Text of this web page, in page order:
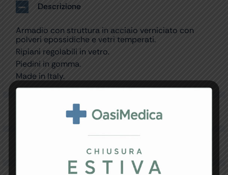
Descrizione
Armadio con struttura in acciaio verniciato con
polveri epossidiche e vetri temperati.
Ripiani regolabili in vetro.
Piedini in gomma.
Made in Italy.
Specifiche Tecniche